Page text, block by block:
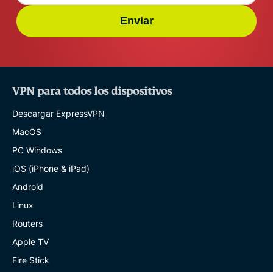
Enviar
VPN para todos los dispositivos
Descargar ExpressVPN
MacOS
PC Windows
iOS (iPhone & iPad)
Android
Linux
Routers
Apple TV
Fire Stick